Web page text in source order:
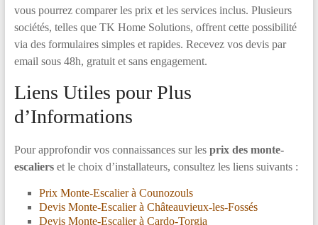
vous pourrez comparer les prix et les services inclus. Plusieurs
sociétés, telles que TK Home Solutions, offrent cette possibilité
via des formulaires simples et rapides. Recevez vos devis par
email sous 48h, gratuit et sans engagement.
Liens Utiles pour Plus
d’Informations
Pour approfondir vos connaissances sur les prix des monte-
escalierset le choix d’installateurs, consultez les liens suivants :
Prix Monte-Escalier à Counozouls
Devis Monte-Escalier à Châteauvieux-les-Fossés
Devis Monte-Escalier à Cardo-Torgia